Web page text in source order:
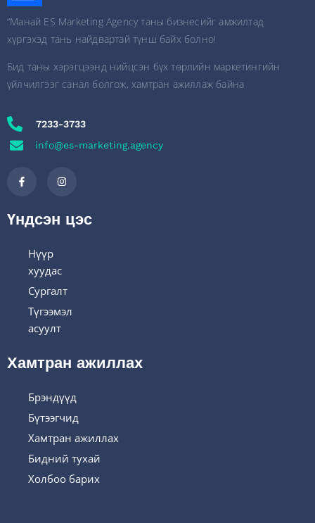
“Манай ES Marketing Agency таны бизнесийг амжилтад
хүргэхэд тань найдвартай түнш байх болно!
Бид таны хэрэгцээнд нийцсэн бүх төрлийн маркетингийн
үйлчилгээг санал болгож, хамтран ажиллаж байна
7233-3733
info@es-marketing.agency
Үндсэн цэс
Нүүр
хуудас
Сургалт
Түгээмэл
асуулт
Хамтран ажиллах
Брэндүүд
Бүтээгчид
Хамтран ажиллах
Бидний тухай
Холбоо барих